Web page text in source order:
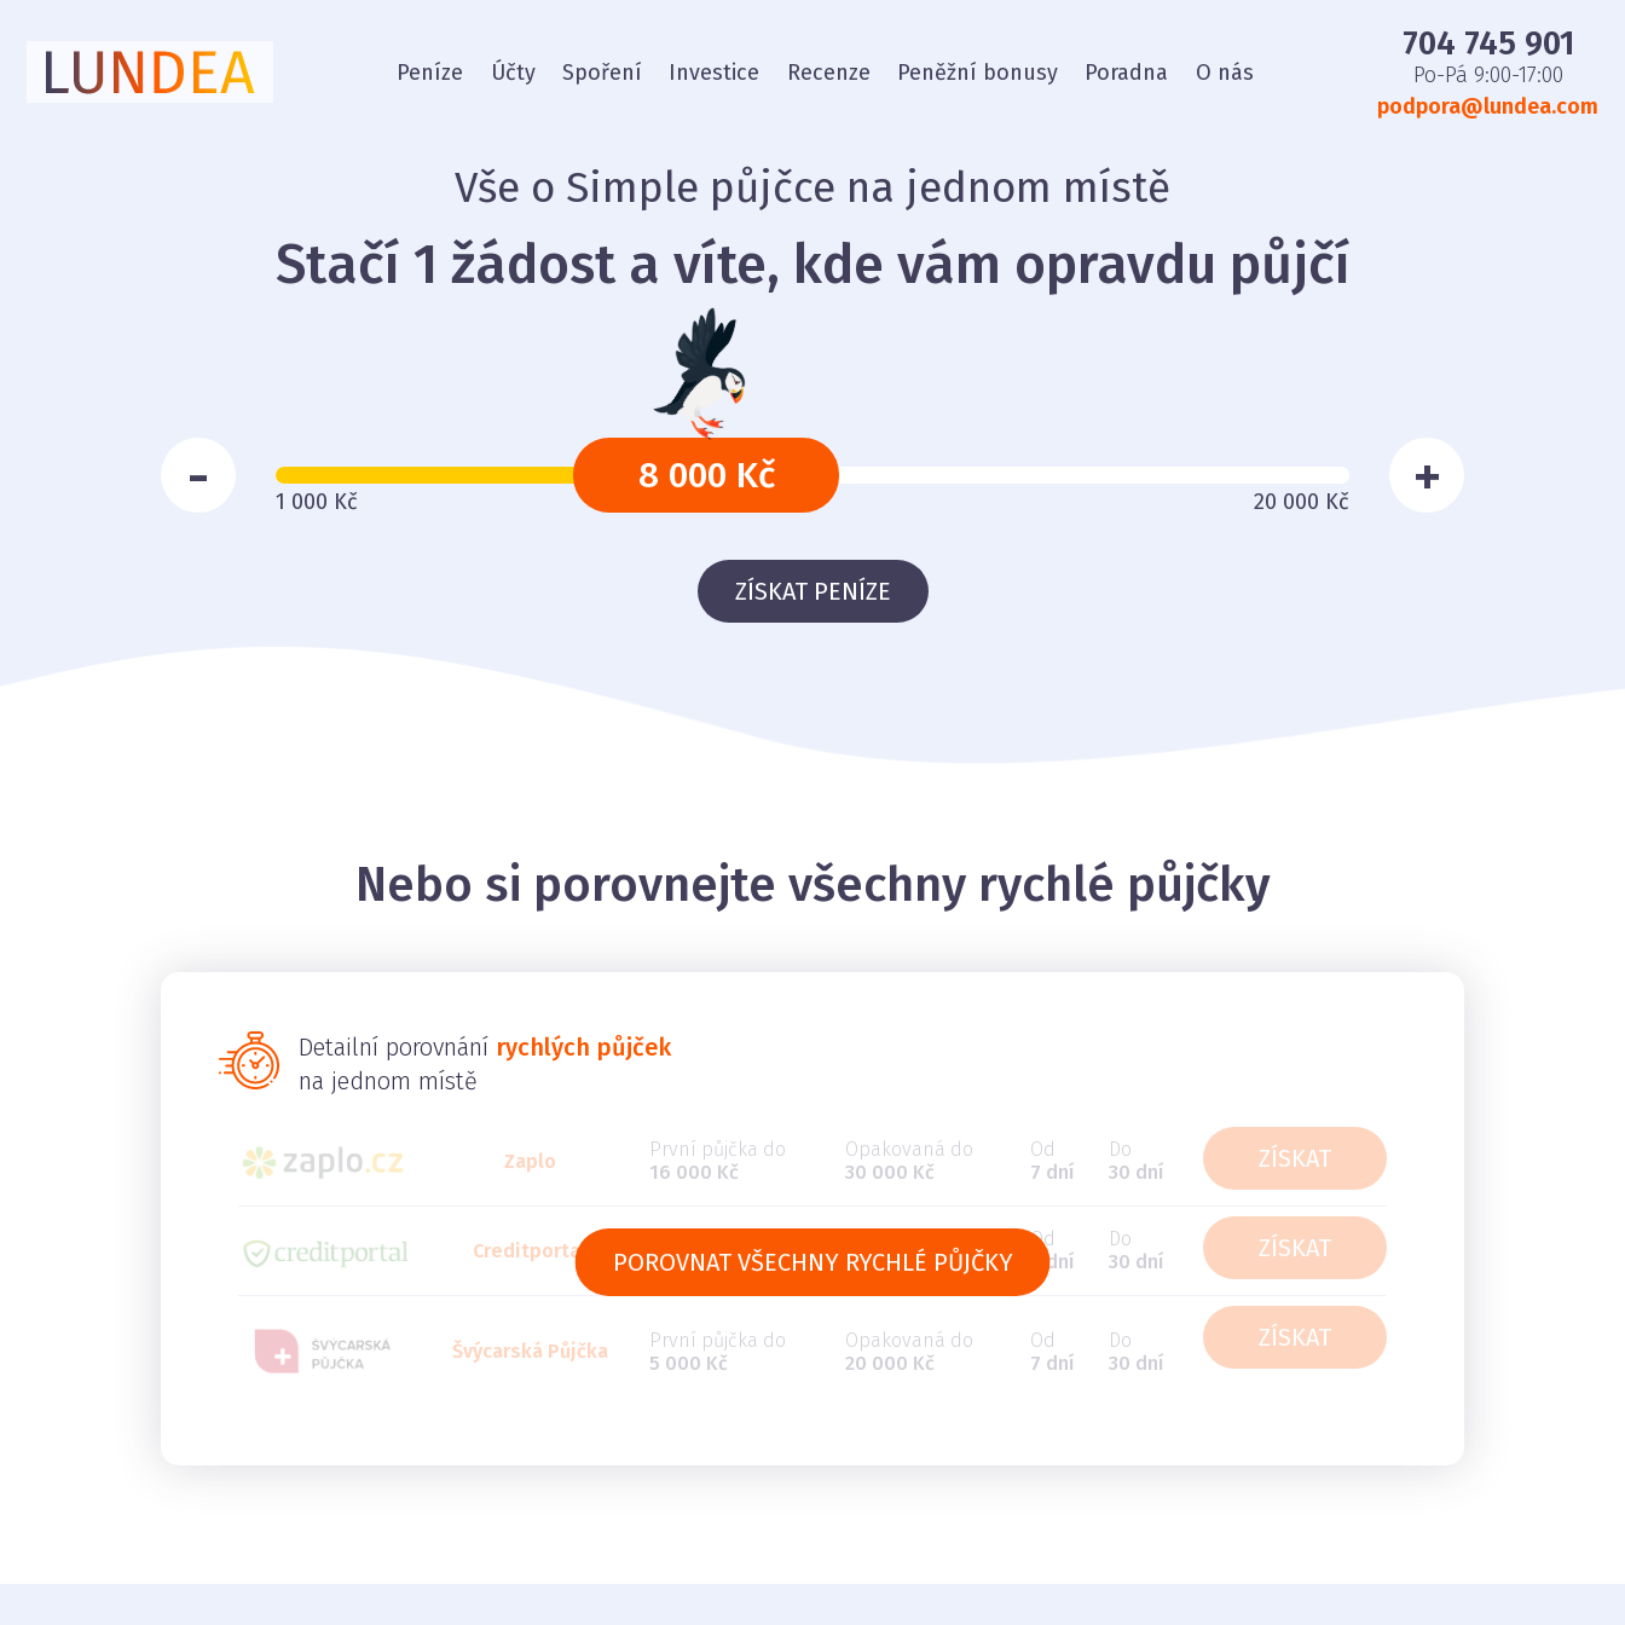
Peníze Účty Spoření Investice Recenze Peněžní bonusy Poradna O nás
704 745 901
Po-Pá 9:00-17:00
podpora@lundea.com
Vše o Simple půjčce na jednom místě
Stačí 1 žádost a víte, kde vám opravdu půjčí
8 000 Kč
- +
1 000 Kč 20 000 Kč
ZÍSKAT PENÍZE
Nebo si porovnejte všechny rychlé půjčky
Detailní porovnání rychlých půjček
na jednom místě
Zaplo
První půjčka do
16 000 Kč
Opakovaná do
30 000 Kč
Od
7 dní
Do
30 dní
ZÍSKAT
Creditportal
5 000 Kč
30 000 Kč
Od
5 dní
Do
30 dní
ZÍSKAT
Švýcarská Půjčka
První půjčka do
5 000 Kč
Opakovaná do
20 000 Kč
Od
7 dní
Do
30 dní
ZÍSKAT
POROVNAT VŠECHNY RYCHLÉ PŮJČKY